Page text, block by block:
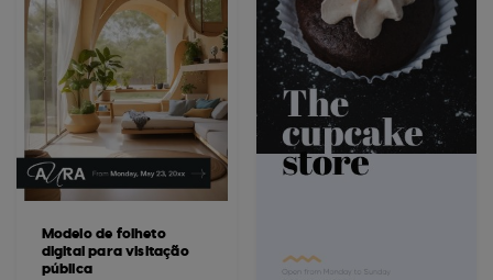
Modelo de folheto
digital para visitação
pública